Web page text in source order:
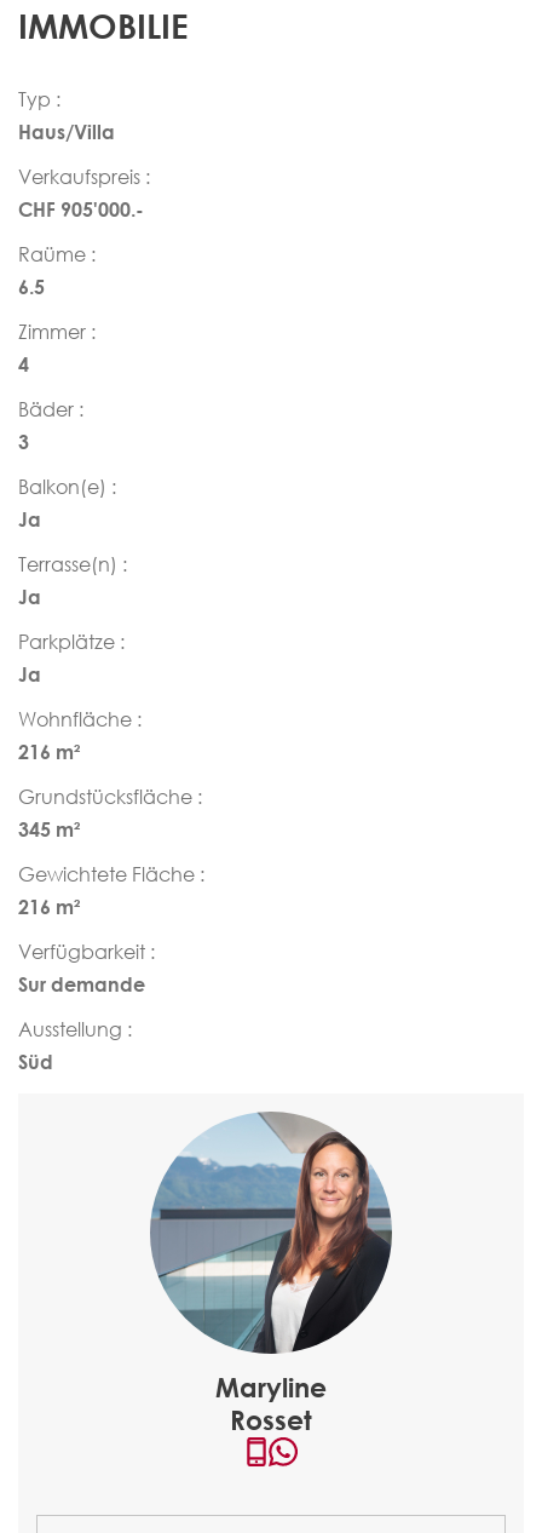
IMMOBILIE
Typ :
Haus/Villa
Verkaufspreis :
CHF 905'000.-
Raüme :
6.5
Zimmer :
4
Bäder :
3
Balkon(e) :
Ja
Terrasse(n) :
Ja
Parkplätze :
Ja
Wohnfläche :
216 m²
Grundstücksfläche :
345 m²
Gewichtete Fläche :
216 m²
Verfügbarkeit :
Sur demande
Ausstellung :
Süd
Maryline
Rosset